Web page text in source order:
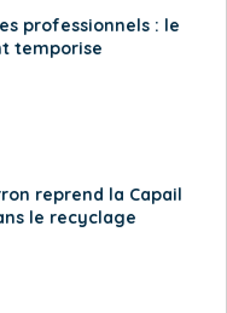
professionnels : le
temporise
reprend la Capail
le recyclage